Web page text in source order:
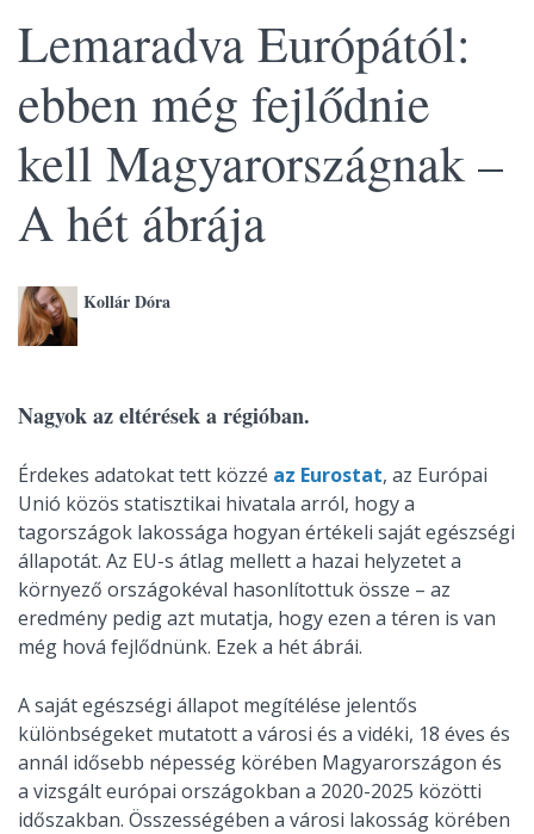
Lemaradva Európától:
ebben még fejlődnie
kell Magyarországnak –
A hét ábrája
Kollár Dóra
Nagyok az eltérések a régióban.
Érdekes adatokat tett közzé az Eurostat, az Európai
Unió közös statisztikai hivatala arról, hogy a
tagországok lakossága hogyan értékeli saját egészségi
állapotát. Az EU-s átlag mellett a hazai helyzetet a
környező országokéval hasonlítottuk össze – az
eredmény pedig azt mutatja, hogy ezen a téren is van
még hová fejlődnünk. Ezek a hét ábrái.
A saját egészségi állapot megítélése jelentős
különbségeket mutatott a városi és a vidéki, 18 éves és
annál idősebb népesség körében Magyarországon és
a vizsgált európai országokban a 2020-2025 közötti
időszakban. Összességében a városi lakosság körében